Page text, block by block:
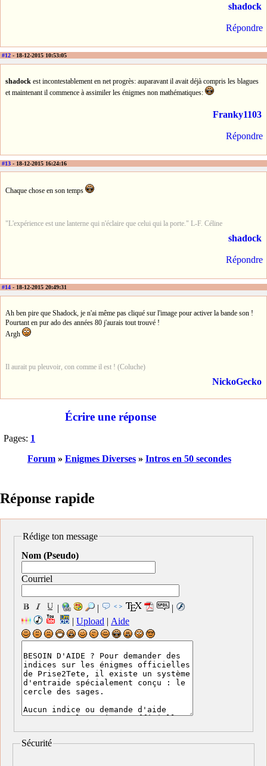
shadock
Répondre
#12 - 18-12-2015 10:53:05
shadock est incontestablement en net progrès: auparavant il avait déjà compris les blagues
et maintenant il commence à assimiler les énigmes non mathématiques:
Franky1103
Répondre
#13 - 18-12-2015 16:24:16
Chaque chose en son temps
"L'expérience est une lanterne qui n'éclaire que celui qui la porte." L-F. Céline
shadock
Répondre
#14 - 18-12-2015 20:49:31
Ah ben pire que Shadock, je n'ai même pas cliqué sur l'image pour activer la bande son !
Pourtant en pur ado des années 80 j'aurais tout trouvé !
Argh
Il aurait pu pleuvoir, con comme il est ! (Coluche)
NickoGecko
Écrire une réponse
Pages: 1
Forum » Enigmes Diverses » Intros en 50 secondes
Réponse rapide
Rédige ton message
Nom (Pseudo)
Courriel
| |
|
| Upload | Aide
Sécurité